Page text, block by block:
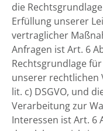
die
Erfüllung unserer
vertraglicher
Anfragen ist Art. 6
Rechtsgrundlage
unserer rechtlichen
lit. c) DSGVO, und
Verarbeitung zur
Interessen ist Art. 6